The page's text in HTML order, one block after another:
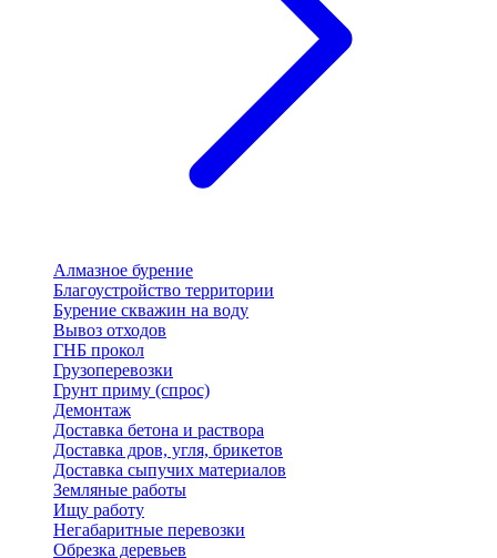
Алмазное бурение
Благоустройство территории
Бурение скважин на воду
Вывоз отходов
ГНБ прокол
Грузоперевозки
Грунт приму (спрос)
Демонтаж
Доставка бетона и раствора
Доставка дров, угля, брикетов
Доставка сыпучих материалов
Земляные работы
Ищу работу
Негабаритные перевозки
Обрезка деревьев